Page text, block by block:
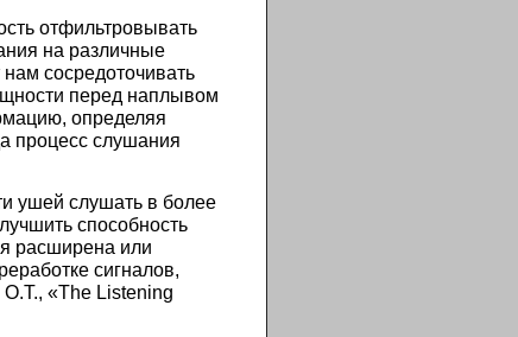
отфильтровывать
на различные
сосредоточивать
перед наплывом
определяя
процесс слушания
ушей слушать в более
способность
расширена или
сигналов,
«The Listening